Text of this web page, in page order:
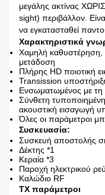
μεγάλης ακτίνας
sight) περιβάλλον.
να εγκατασταθεί
Χαρακτηριστικά
Χαμηλή καθυστέρηση,
μετάδοση
Πλήρης HD ποιοτική
Transission
Ενσωματωμένος με τη
Σύνθετη
ακουστική εισαγωγή
Όλες οι παράμετροι
Συσκευασία:
Συσκευή αποστολής
Δέκτης *1
Κεραία *3
Παροχή ηλεκτρικού
Καλώδιο RF
TX παράμετροι